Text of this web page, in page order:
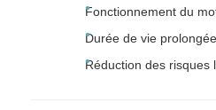
Fonctionnement du
Durée de vie
Réduction des risques